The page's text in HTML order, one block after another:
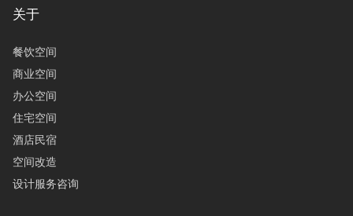
关于
餐饮空间
商业空间
办公空间
住宅空间
酒店民宿
空间改造
设计服务咨询